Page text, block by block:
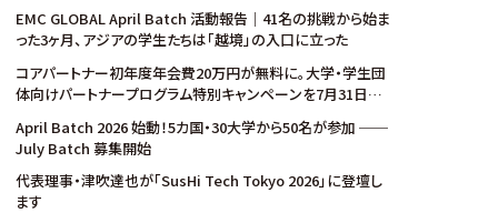
EMC GLOBAL April Batch 活動報告｜41名の挑戦から始ま
った3ヶ月、アジアの学生たちは「越境」の入口に立った
コアパートナー初年度年会費20万円が無料に。大学・学生団
体向けパートナープログラム特別キャンペーンを7月31日ま
April Batch 2026 始動！5カ国・30大学から50名が参加 ──
July Batch 募集開始
代表理事・津吹達也が「SusHi Tech Tokyo 2026」に登壇し
ます